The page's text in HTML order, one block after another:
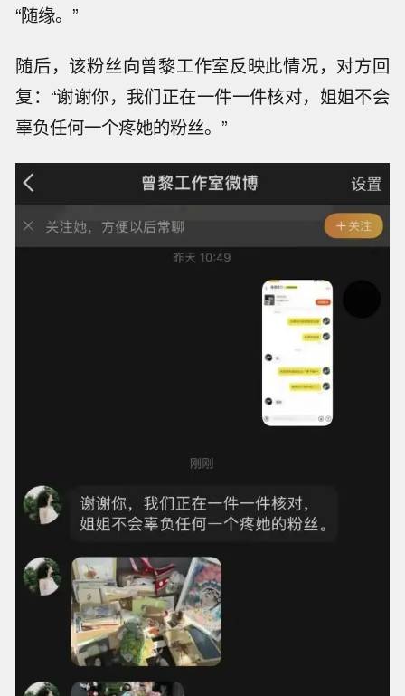
“随缘。”
随后，该粉丝向曾黎工作室反映此情况，对方回
复：“谢谢你，我们正在一件一件核对，姐姐不会
辜负任何一个疼她的粉丝。”